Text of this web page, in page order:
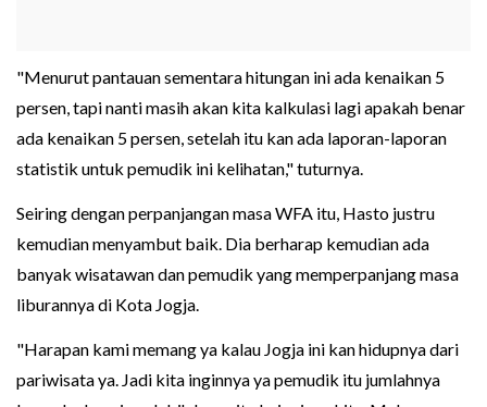
"Menurut pantauan sementara hitungan ini ada kenaikan 5
persen, tapi nanti masih akan kita kalkulasi lagi apakah benar
ada kenaikan 5 persen, setelah itu kan ada laporan-laporan
statistik untuk pemudik ini kelihatan," tuturnya.
Seiring dengan perpanjangan masa WFA itu, Hasto justru
kemudian menyambut baik. Dia berharap kemudian ada
banyak wisatawan dan pemudik yang memperpanjang masa
liburannya di Kota Jogja.
"Harapan kami memang ya kalau Jogja ini kan hidupnya dari
pariwisata ya. Jadi kita inginnya ya pemudik itu jumlahnya